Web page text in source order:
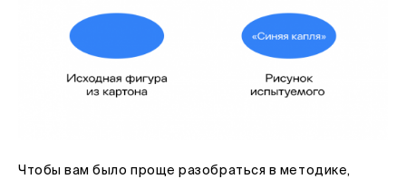
Чтобы вам было проще разобраться в методике,